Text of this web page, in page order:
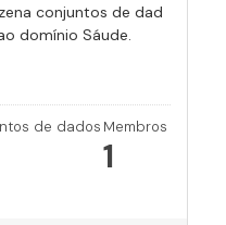
conjuntos de dad
domínio Sáude.
de dados Membros
1